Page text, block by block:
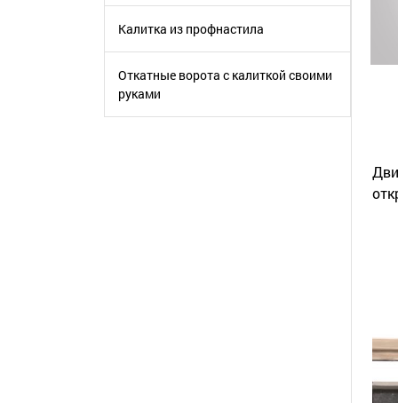
Калитка из профнастила
Откатные ворота с калиткой своими
руками